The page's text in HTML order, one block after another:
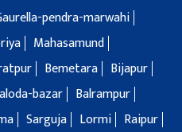
pendra-marwahi
Mahasamund
Bemetara
Bijapur
bazar
Balrampur
Sarguja Lormi
Raipur